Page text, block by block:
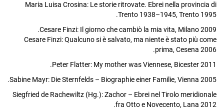
Maria Luisa Crosina: Le storie ritrovate. Ebrei nella provincia di
Trento 1938–1945, Trento 1995.
Cesare Finzi: Il giorno che cambiò la mia vita, Milano 2009.
Cesare Finzi: Qualcuno si è salvato, ma niente è stato più come
prima, Cesena 2006.
Peter Flatter: My mother was Viennese, Bicester 2011.
Sabine Mayr: Die Sternfelds – Biographie einer Familie, Vienna 2005.
Siegfried de Rachewiltz (Hg.): Zachor – Ebrei nel Tirolo meridionale
fra Otto e Novecento, Lana 2012.